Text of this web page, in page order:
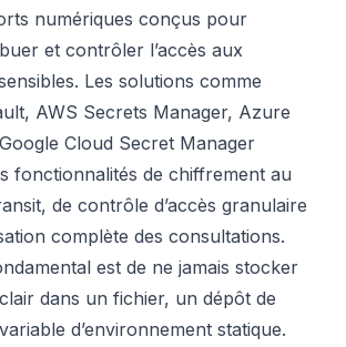
numériques conçus pour
et contrôler l’accès aux
Les solutions comme
AWS Secrets Manager, Azure
Cloud Secret Manager
fonctionnalités de chiffrement au
de contrôle d’accès granulaire
complète des consultations.
est de ne jamais stocker
dans un fichier, un dépôt de
d’environnement statique.